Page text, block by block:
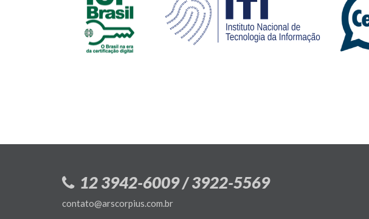
12 3942-6009 / 3922-5569
contato@arscorpius.com.br